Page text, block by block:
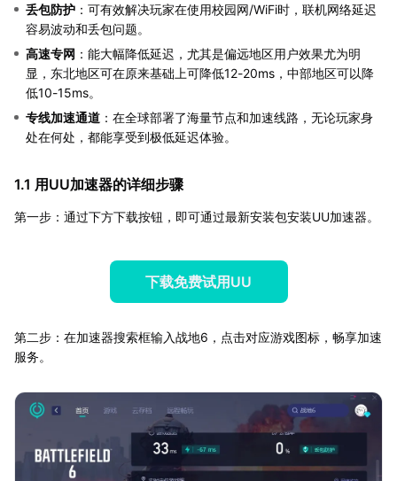
丢包防护 ：可有效解决玩家在使用校园网/WiFi时，联机网络延迟
容易波动和丢包问题。
高速专网 ：能大幅降低延迟，尤其是偏远地区用户效果尤为明
显，东北地区可在原来基础上可降低12-20ms，中部地区可以降
低10-15ms。
专线加速通道 ：在全球部署了海量节点和加速线路，无论玩家身
处在何处，都能享受到极低延迟体验。
1.1 用UU加速器的详细步骤
第一步：通过下方下载按钮，即可通过最新安装包安装UU加速器。
下载免费试用UU
第二步：在加速器搜索框输入战地6，点击对应游戏图标，畅享加速
服务。